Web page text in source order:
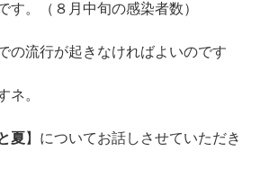
す。（８月中旬の感染者数）
の流行が起きなければよいのです
ネ。
夏】についてお話しさせていただき